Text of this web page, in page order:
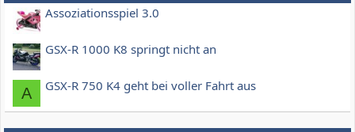
Assoziationsspiel 3.0
GSX-R 1000 K8 springt nicht an
A GSX-R 750 K4 geht bei voller Fahrt aus